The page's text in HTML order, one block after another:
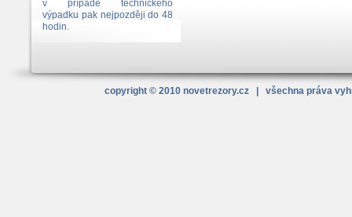
v případě technického
výpadku pak nejpozději do 48
hodin.
copyright © 2010 novetrezory.cz | všechna práva